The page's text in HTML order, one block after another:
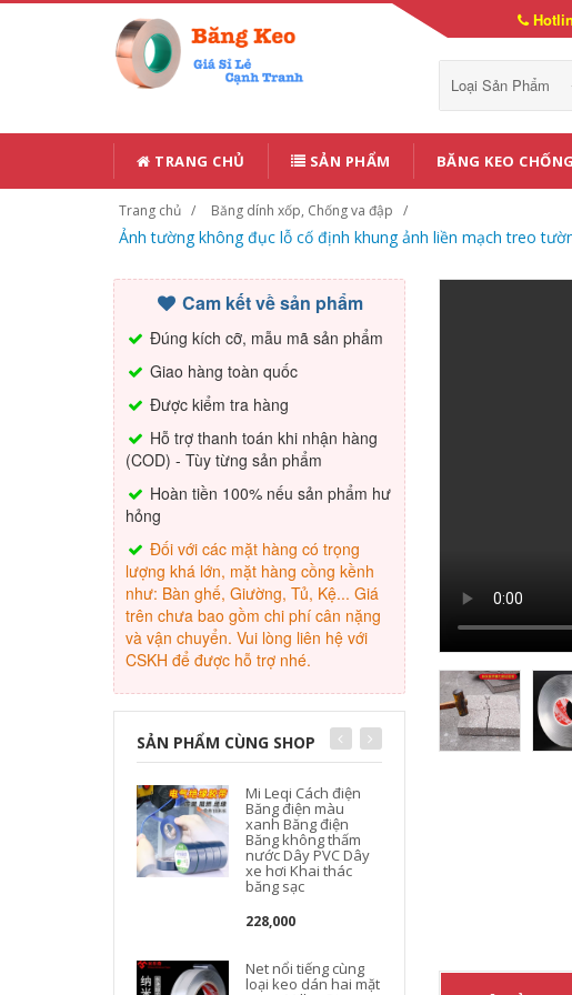
Loại Sản Phẩm
TRANG CHỦ SẢN PHẨM BĂNG KEO
Trang chủ Băng dính xốp, Chống va đập
Ảnh tường không đục lỗ cố định khung ảnh liền mạch treo
Cam kết về sản phẩm
Đúng kích cỡ, mẫu mã sản phẩm
Giao hàng toàn quốc
Được kiểm tra hàng
Hỗ trợ thanh toán khi nhận hàng
(COD) - Tùy từng sản phẩm
Hoàn tiền 100% nếu sản phẩm hư
hỏng
Đối với các mặt hàng có trọng
lượng khá lớn, mặt hàng cồng kềnh
như: Bàn ghế, Giường, Tủ, Kệ... Giá
trên chưa bao gồm chi phí cân nặng
và vận chuyển. Vui lòng liên hệ với
CSKH để được hỗ trợ nhé.
SẢN PHẨM CÙNG SHOP
Mi Leqi Cách điện
Băng điện màu
xanh Băng điện
Băng không thấm
nước Dây PVC Dây
xe hơi Khai thác
băng sạc
228,000
Net nổi tiếng cùng
loại keo dán hai mặt